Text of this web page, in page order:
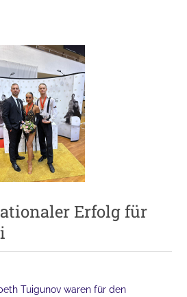
Erfolg für
Tuigunov waren für den